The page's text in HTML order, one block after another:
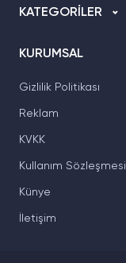
KATEGORİLER
KURUMSAL
Gizlilik Politikası
Reklam
KVKK
Kullanım Sözleşmesi
Künye
İletişim